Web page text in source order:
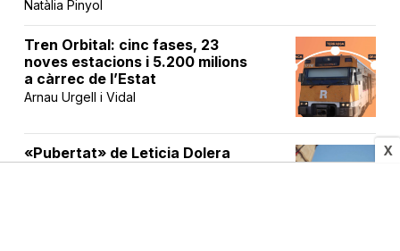
X
Natàlia Pinyol
Tren Orbital: cinc fases, 23
noves estacions i 5.200 milions
a càrrec de l’Estat
Arnau Urgell i Vidal
«Pubertat» de Leticia Dolera